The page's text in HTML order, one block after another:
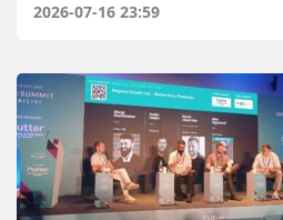
2026-07-16 23:59